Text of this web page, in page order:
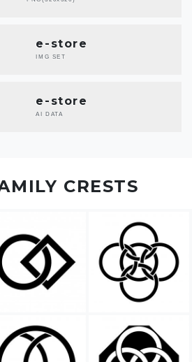
e-store
IMG SET
e-store
AI DATA
CRESTS